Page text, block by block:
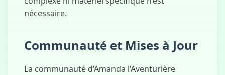
nécessaire.
Communauté et Mises à Jour
La communauté d’Amanda l’Aventurière